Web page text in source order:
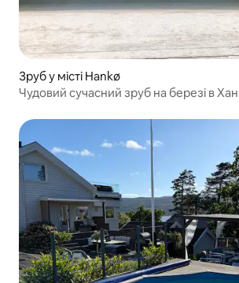
Зруб у місті Hankø
Чудовий сучасний зруб на березі в